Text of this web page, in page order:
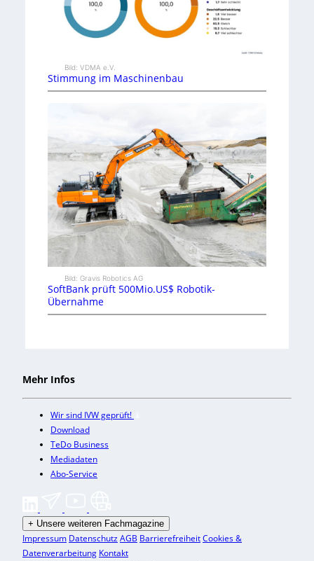
Bild: VDMA e.V.
Stimmung im Maschinenbau
Bild: Gravis Robotics AG
SoftBank prüft 500Mio.US$ Robotik-
Übernahme
Mehr Infos
Wir sind IVW geprüft!
Download
TeDo Business
Mediadaten
Abo-Service
+ Unsere weiteren Fachmagazine
Impressum DatenschutzAGB BarrierefreiheitCookies &
Datenverarbeitung Kontakt